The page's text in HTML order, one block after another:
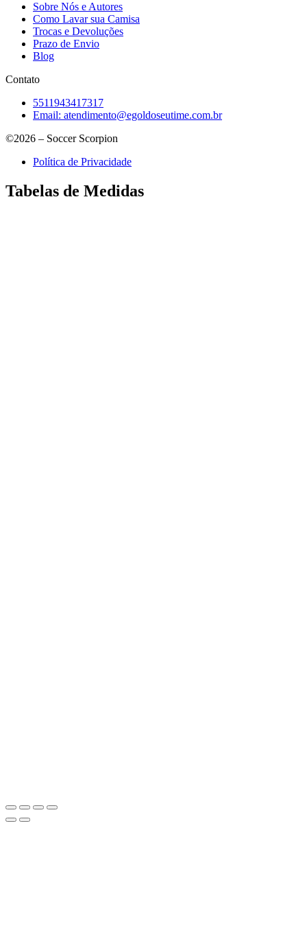
Sobre Nós e Autores
Como Lavar sua Camisa
Trocas e Devoluções
Prazo de Envio
Blog
Contato
5511943417317
Email: atendimento@egoldoseutime.com.br
©2026 – Soccer Scorpion
Política de Privacidade
Tabelas de Medidas